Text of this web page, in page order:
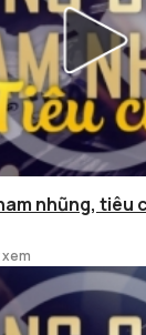
nhũng, tiêu
xem